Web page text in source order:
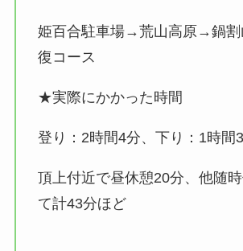
姫百合駐車場→荒山高原→鍋割
復コース
★実際にかかった時間
登り：2時間4分、下り：1時間
頂上付近で昼休憩20分、他随
て計43分ほど